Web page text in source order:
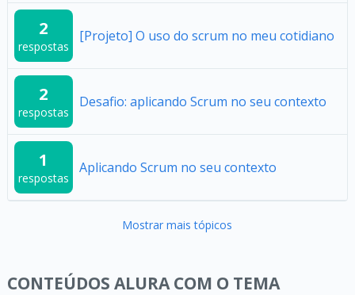
2
respostas
[Projeto] O uso do scrum no meu cotidiano
2
respostas
Desafio: aplicando Scrum no seu contexto
1
respostas
Aplicando Scrum no seu contexto
Mostrar mais tópicos
CONTEÚDOS ALURA COM O TEMA